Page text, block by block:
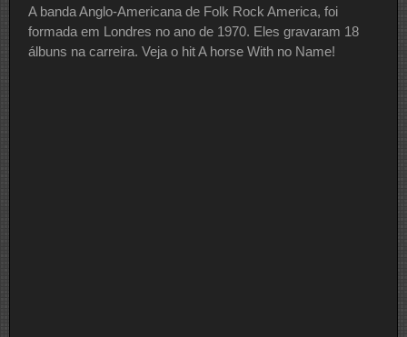
A banda Anglo-Americana de Folk Rock America, foi
formada em Londres no ano de 1970. Eles gravaram 18
álbuns na carreira. Veja o hit A horse With no Name!